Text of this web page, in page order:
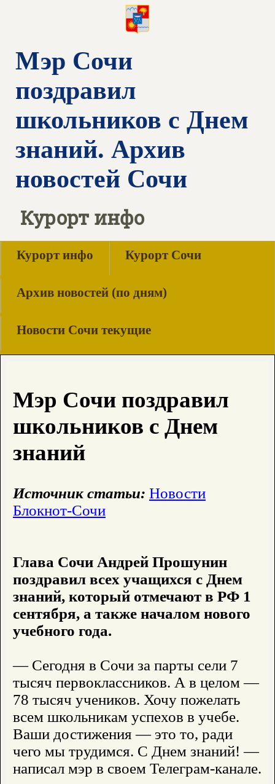
Мэр Сочи
поздравил
школьников с Днем
знаний. Архив
новостей Сочи
Курорт инфо
Курорт инфо Курорт Сочи
Архив новостей (по дням)
Новости Сочи текущие
Мэр Сочи поздравил
школьников с Днем
знаний
Источник статьи: Новости
Блокнот-Сочи
Глава Сочи Андрей Прошунин
поздравил всех учащихся с Днем
знаний, который отмечают в РФ 1
сентября, а также началом нового
учебного года.
— Сегодня в Сочи за парты сели 7
тысяч первоклассников. А в целом —
78 тысяч учеников. Хочу пожелать
всем школьникам успехов в учебе.
Ваши достижения — это то, ради
чего мы трудимся. С Днем знаний! —
написал мэр в своем Телеграм-канале.